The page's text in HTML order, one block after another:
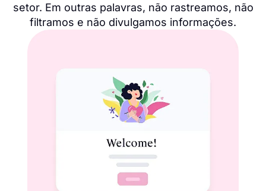
setor. Em outras palavras, não rastreamos, não
filtramos e não divulgamos informações.